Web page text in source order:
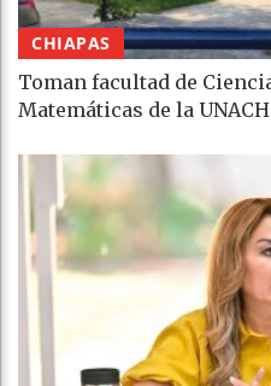
CHIAPAS
Toman facultad de
Matemáticas de la UNACH